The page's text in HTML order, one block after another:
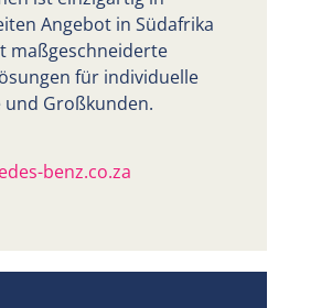
Angebot in Südafrika
maßgeschneiderte
für individuelle
und Großkunden.
benz.co.za